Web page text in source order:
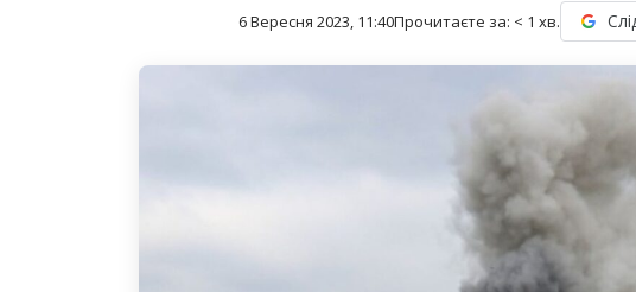
6 Вересня 2023, 11:40Прочитаєте за: < 1 хв.